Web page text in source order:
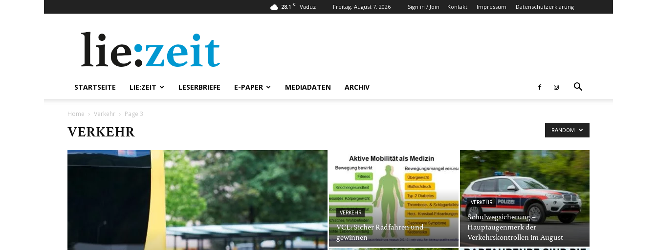
28.1 C Vaduz Freitag, August 7, 2026 Sign in / Join Kontakt Impressum Datenschutzerklärung
STARTSEITE LIE:ZEIT LESERBRIEFE E-PAPER MEDIADATEN ARCHIV
Home Verkehr Page 3
VERKEHR RANDOM
VERKEHR
VCL: Sicher Radfahren und
gewinnen
VERKEHR
Schulwegsicherung –
Hauptaugenmerk der
Verkehrskontrollen im August